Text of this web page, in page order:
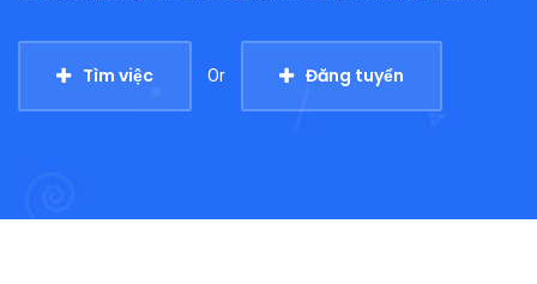
Tìm việc Or Đăng tuyển